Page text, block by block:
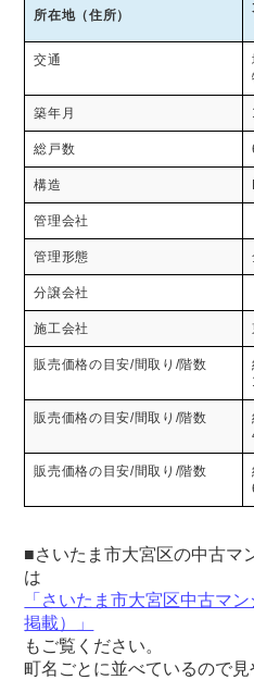
所在地（住所）
交通
築年月
総戸数
構造
管理会社
管理形態
分譲会社
施工会社
販売価格の目安/間取り/階数
販売価格の目安/間取り/階数
販売価格の目安/間取り/階数
■さいたま市大宮区の中古マ
は
「さいたま市大宮区中古マ
掲載）」
もご覧ください。
町名ごとに並べているので見